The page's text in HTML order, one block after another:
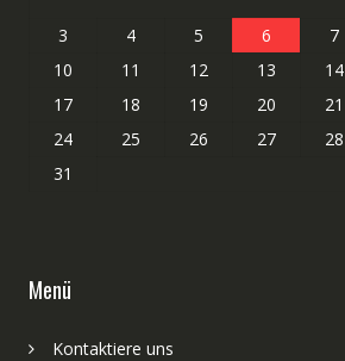
3
4 5 6 7
10
11 12 13 14
17
18 19 20 21
24
25 26 27 28
31
Menü
Kontaktiere uns